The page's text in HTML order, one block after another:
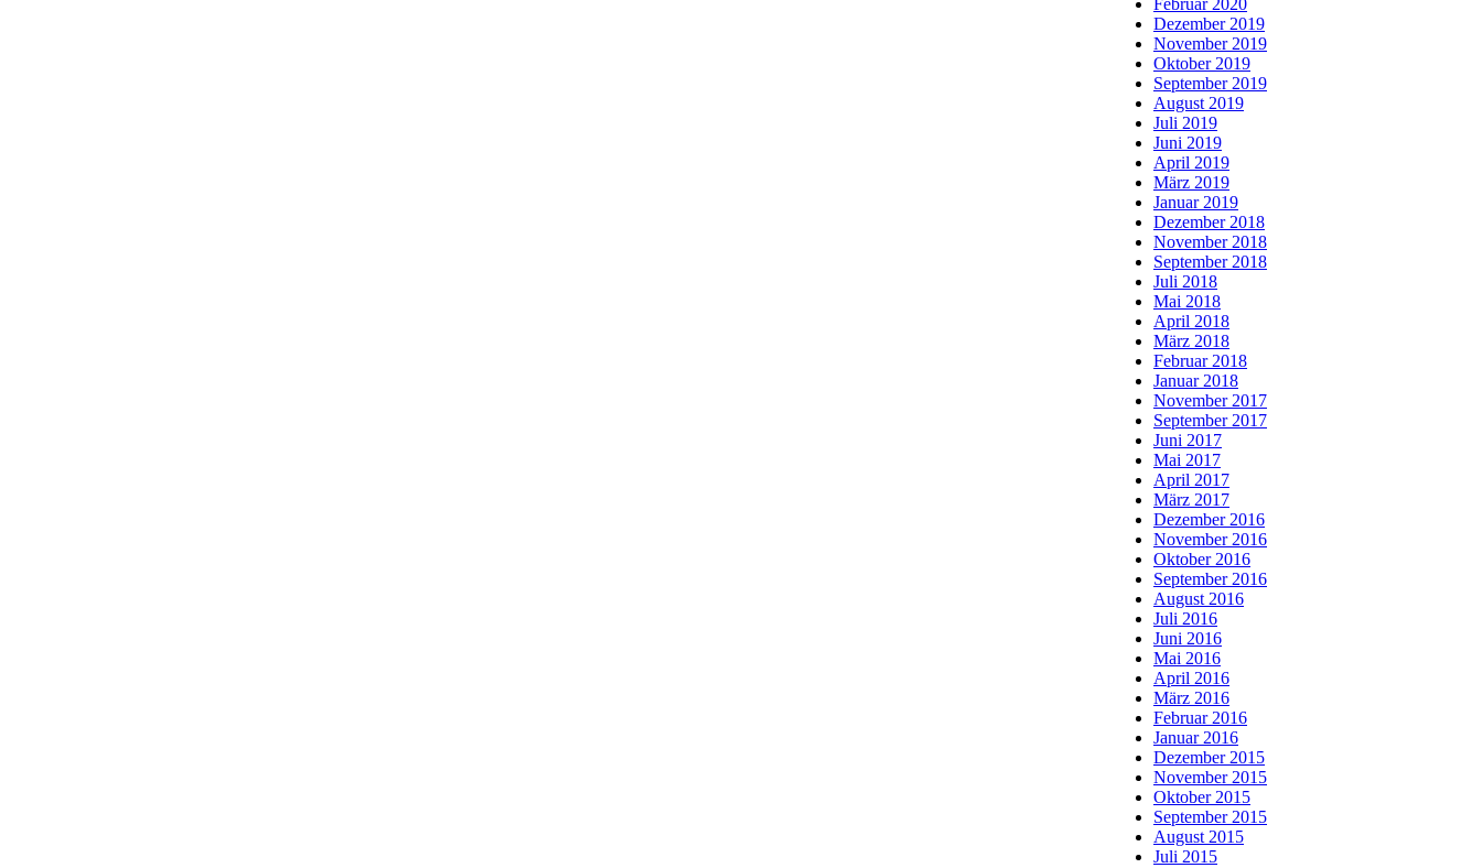
Dezember 2019
November 2019
Oktober 2019
September 2019
August 2019
Juli 2019
Juni 2019
April 2019
März 2019
Januar 2019
Dezember 2018
November 2018
September 2018
Juli 2018
Mai 2018
April 2018
März 2018
Februar 2018
Januar 2018
November 2017
September 2017
Juni 2017
Mai 2017
April 2017
März 2017
Dezember 2016
November 2016
Oktober 2016
September 2016
August 2016
Juli 2016
Juni 2016
Mai 2016
April 2016
März 2016
Februar 2016
Januar 2016
Dezember 2015
November 2015
Oktober 2015
September 2015
August 2015
Juli 2015